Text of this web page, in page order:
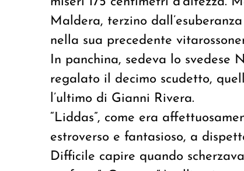
Maldera, terzino
nella sua precedente
In panchina, sedeva lo svedese
regalato il decimo scudetto,
l’ultimo di Gianni Rivera.
“Liddas”, come era
estroverso e fantasioso, a
Difficile capire quando